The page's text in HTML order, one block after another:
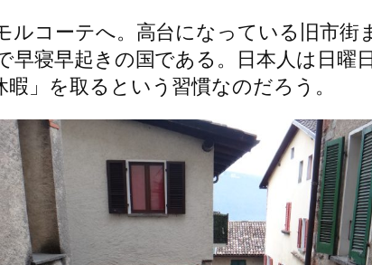
ルコーテへ。高台になっている旧市
寝早起きの国である。日本人は日曜
」を取るという習慣なのだろう。